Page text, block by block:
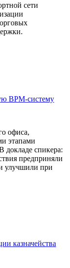
сети
BPM-систему
офиса,
этапами
докладе спикера:
предприняли
улучшили при
казначейства